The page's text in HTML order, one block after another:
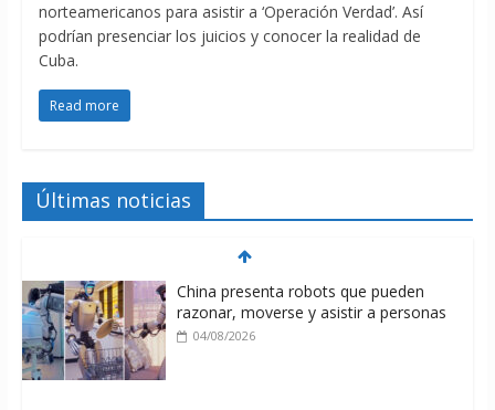
norteamericanos para asistir a ‘Operación Verdad’. Así
podrían presenciar los juicios y conocer la realidad de
Cuba.
Read more
Últimas noticias
China presenta robots que pueden
razonar, moverse y asistir a personas
04/08/2026